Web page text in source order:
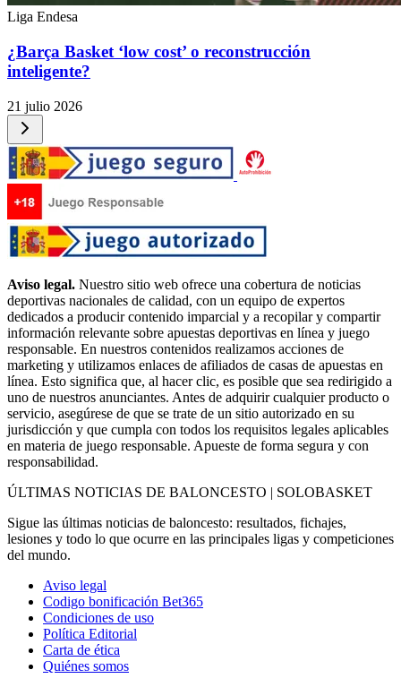
Liga Endesa
¿Barça Basket ‘low cost’ o reconstrucción
inteligente?
21 julio 2026
Aviso legal. Nuestro sitio web ofrece una cobertura de noticias
deportivas nacionales de calidad, con un equipo de expertos
dedicados a producir contenido imparcial y a recopilar y compartir
información relevante sobre apuestas deportivas en línea y juego
responsable. En nuestros contenidos realizamos acciones de
marketing y utilizamos enlaces de afiliados de casas de apuestas en
línea. Esto significa que, al hacer clic, es posible que sea redirigido a
uno de nuestros anunciantes. Antes de adquirir cualquier producto o
servicio, asegúrese de que se trate de un sitio autorizado en su
jurisdicción y que cumpla con todos los requisitos legales aplicables
en materia de juego responsable. Apueste de forma segura y con
responsabilidad.
ÚLTIMAS NOTICIAS DE BALONCESTO | SOLOBASKET
Sigue las últimas noticias de baloncesto: resultados, fichajes,
lesiones y todo lo que ocurre en las principales ligas y competiciones
del mundo.
Aviso legal
Codigo bonificación Bet365
Condiciones de uso
Política Editorial
Carta de ética
Quiénes somos